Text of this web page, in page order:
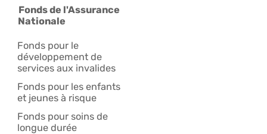
Fonds de l'Assurance
Nationale
Fonds pour le
développement de
services aux invalides
Fonds pour les enfants
et jeunes à risque
Fonds pour soins de
longue durée